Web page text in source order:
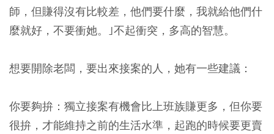
師，但賺得沒有比較差，他們要什麼，我就給他們什
麼就好，不要衝她。｣不起衝突，多高的智慧。
想要開除老闆，要出來接案的人，她有一些建議：
你要夠拚：獨立接案有機會比上班族賺更多，但你要
很拚，才能維持之前的生活水準，起跑的時候要更賣